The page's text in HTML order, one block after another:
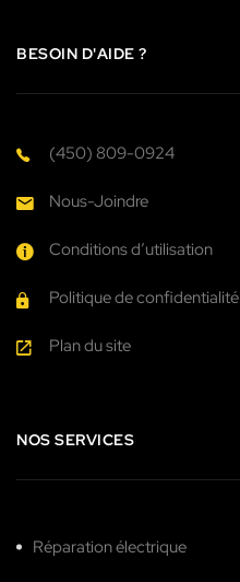
BESOIN D'AIDE ?
(450) 809-0924
Nous-Joindre
Conditions d’utilisation
Politique de confidentialité
Plan du site
NOS SERVICES
Réparation électrique